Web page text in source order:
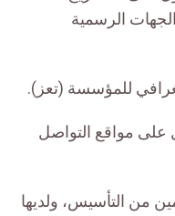
الرسمية
للمؤسسة (تعز).
مواقع التواصل
من التأسيس، ولديها